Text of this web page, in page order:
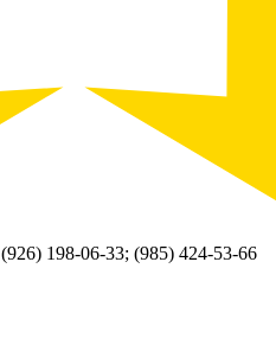
(926) 198-06-33; (985) 424-53-66